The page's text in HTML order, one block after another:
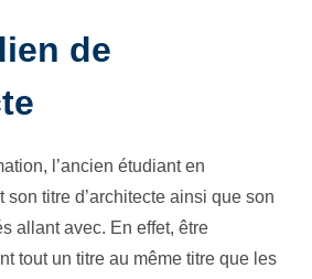
de
l’ancien étudiant en
son titre d’architecte ainsi que son
allant avec. En effet, être
tout un titre au même titre que les